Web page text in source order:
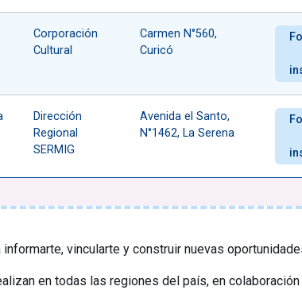
Corporación
Cultural
Carmen N°560,
Curicó
Dirección
Regional
SERMIG
Avenida el Santo,
N°1462, La Serena
vincularte y construir nuevas
en todas las regiones del país, en colaboración